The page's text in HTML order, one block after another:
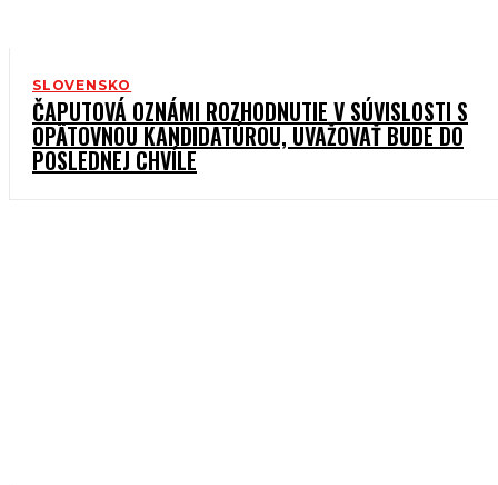
SLOVENSKO
ČAPUTOVÁ OZNÁMI ROZHODNUTIE V SÚVISLOSTI S
OPÄTOVNOU KANDIDATÚROU, UVAŽOVAŤ BUDE DO
POSLEDNEJ CHVÍLE